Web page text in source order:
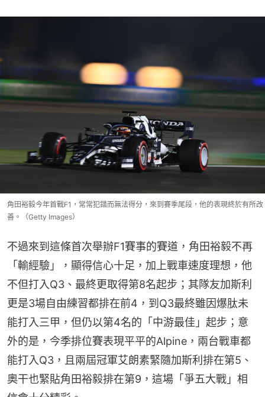
角田裕毅今年首戰F1，常常犯錯而無法得分，來到賽季尾段，他的表現終於有所改
善。（Getty Images）
不過來到這條首次舉辦F1賽事的賽道，角田裕毅不再
「輸經驗」，顯得信心十足，加上戰車速度理想，他
不但打入Q3、最終更取得第8名起步；其隊友加斯利
更是3場自由練習都排在前4，到Q3最終雖因爆肽未
能打入三甲，但仍以第4名的「中游最佳」起步；意
外的是，今季排位賽表現平平的Alpine，兩台戰車都
能打入Q3，且兩屆冠軍艾朗素緊隨加斯利排在第5、
奧干也緊貼角田裕毅排在第9，這場「爭五大戰」相